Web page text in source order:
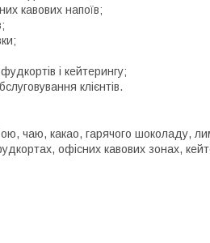
кавових напоїв;
і кейтерингу;
клієнтів.
чаю, какао, гарячого шоколаду,
офісних кавових зонах,